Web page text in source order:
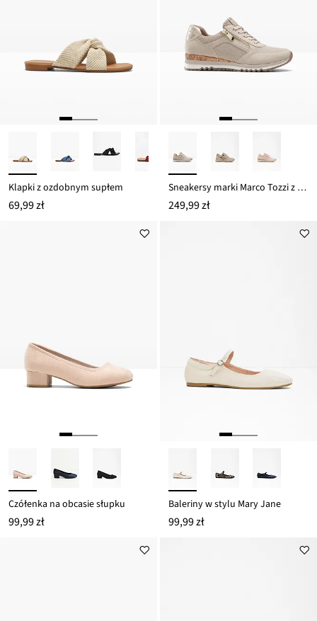
Klapki z ozdobnym supłem
69,99 zł
Sneakersy marki Marco Tozzi z zamkiem
249,99 zł
Czółenka na obcasie słupku
99,99 zł
Baleriny w stylu Mary Jane
99,99 zł